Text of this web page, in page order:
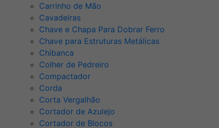
Carrinho de Mão
Cavadeiras
Chave e Chapa Para Dobrar Ferro
Chave para Estruturas Metálicas
Chibanca
Colher de Pedreiro
Compactador
Corda
Corta Vergalhão
Cortador de Azulejo
Cortador de Blocos